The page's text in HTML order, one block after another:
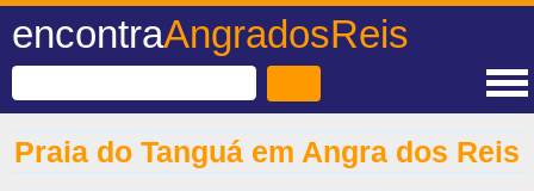
encontraAngradosReis
Praia do Tanguá em Angra dos Reis